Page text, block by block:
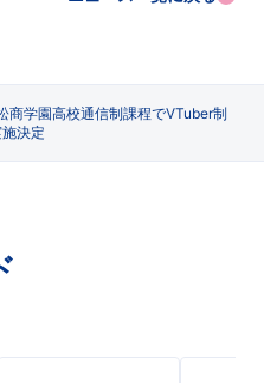
商学園高校通信制課程でVTuber制
決定